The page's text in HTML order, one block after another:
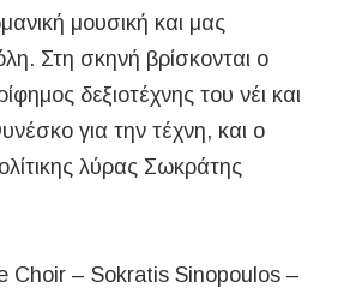
μουσική και μας
Στη σκηνή βρίσκονται ο
δεξιοτέχνης του νέι και
για την τέχνη, και ο
λύρας Σωκράτης
Choir – Sokratis Sinopoulos –